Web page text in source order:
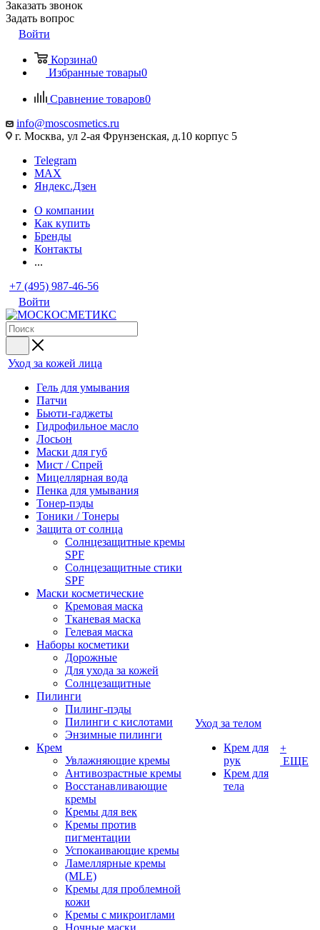
Заказать звонок
Задать вопрос
Войти
Корзина0
Избранные товары0
Сравнение товаров0
info@moscosmetics.ru
г. Москва, ул 2-ая Фрунзенская, д.10 корпус 5
Telegram
MAX
Яндекс.Дзен
О компании
Как купить
Бренды
Контакты
...
+7 (495) 987-46-56
Войти
Уход за кожей лица
Гель для умывания
Патчи
Бьюти-гаджеты
Гидрофильное масло
Лосьон
Маски для губ
Мист / Спрей
Мицеллярная вода
Пенка для умывания
Тонер-пэды
Тоники / Тонеры
Защита от солнца
Солнцезащитные кремы
SPF
Солнцезащитные стики
SPF
Маски косметические
Кремовая маска
Тканевая маска
Гелевая маска
Наборы косметики
Дорожные
Для ухода за кожей
Солнцезащитные
Пилинги
Пилинг-пэды
Пилинги с кислотами
Энзимные пилинги
Крем
Увлажняющие кремы
Антивозрастные кремы
Восстанавливающие
кремы
Кремы для век
Кремы против
пигментации
Успокаивающие кремы
Ламеллярные кремы
(MLE)
Кремы для проблемной
кожи
Кремы с микроиглами
Ночные маски
Уход за телом
Крем для
рук
Крем для
тела
+
ЕЩЕ